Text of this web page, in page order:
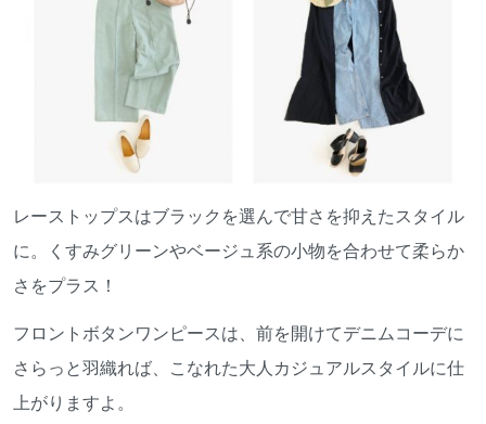
レーストップスはブラックを選んで甘さを抑えたスタイル
に。くすみグリーンやベージュ系の小物を合わせて柔らか
さをプラス！
フロントボタンワンピースは、前を開けてデニムコーデに
さらっと羽織れば、こなれた大人カジュアルスタイルに仕
上がりますよ。